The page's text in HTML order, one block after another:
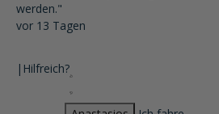
werden."
vor 13 Tagen
| Hilfreich?